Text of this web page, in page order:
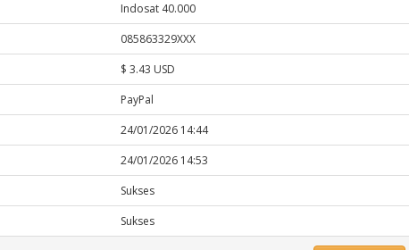
Indosat 40.000
085863329XXX
$ 3.43 USD
PayPal
24/01/2026 14:44
24/01/2026 14:53
Sukses
Sukses